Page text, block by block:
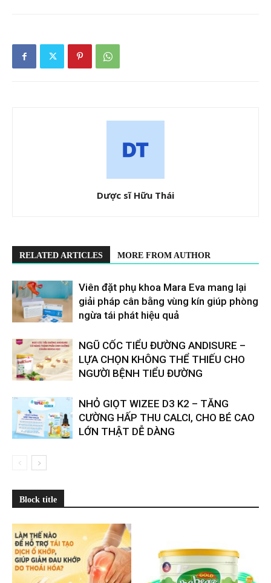
Dược sĩ Hữu Thái
RELATED ARTICLES MORE FROM AUTHOR
Viên đặt phụ khoa Mara Eva mang lại
giải pháp cân bằng vùng kín giúp phòng
ngừa tái phát hiệu quả
​​NGŨ CỐC TIỂU ĐƯỜNG ANDISURE –
LỰA CHỌN KHÔNG THỂ THIẾU CHO
NGƯỜI BỆNH TIỂU ĐƯỜNG
NHỎ GIỌT WIZEE D3 K2 – TĂNG
CƯỜNG HẤP THU CALCI, CHO BÉ CAO
LỚN THẬT DỄ DÀNG
Block title